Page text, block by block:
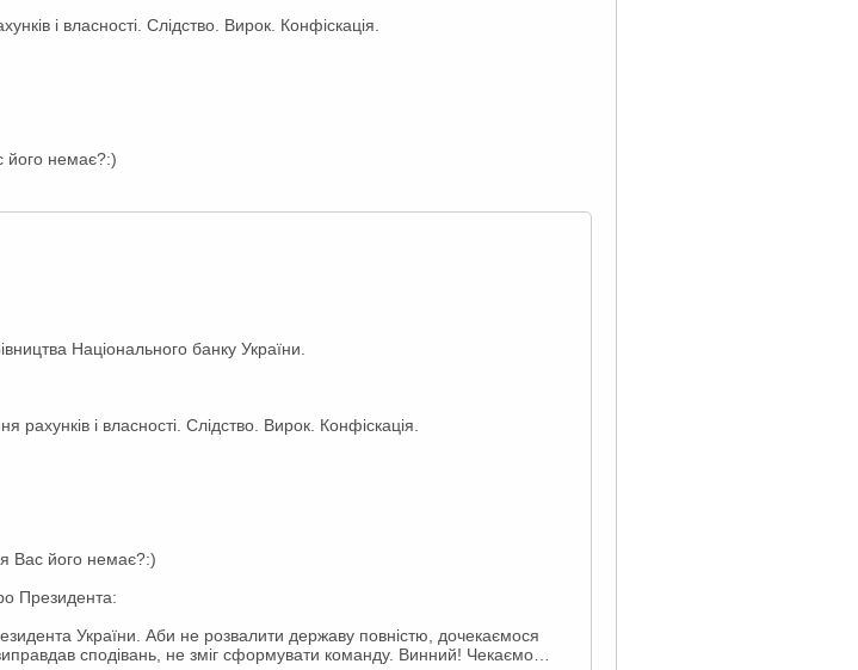
і власності. Слідство. Вирок. Конфіскація.
його немає?:)
Національного банку України.
і власності. Слідство. Вирок. Конфіскація.
Вас його немає?:)
Президента:
України. Аби не розвалити державу повністю, дочекаємося
сподівань, не зміг сформувати команду. Винний! Чекаємо…